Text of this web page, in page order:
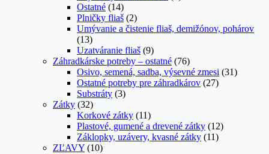
Ostatné (14)
Plničky fliaš (2)
Umývanie a čistenie fliaš, demižónov, pohárov
(13)
Uzatváranie fliaš (9)
Záhradkárske potreby – ostatné (76)
Osivo, semená, sadba, výsevné zmesi (31)
Ostatné potreby pre záhradkárov (27)
Substráty (3)
Zátky (32)
Korkové zátky (11)
Plastové, gumené a drevené zátky (12)
Záklopky, uzávery, kvasné zátky (11)
ZĽAVY (10)